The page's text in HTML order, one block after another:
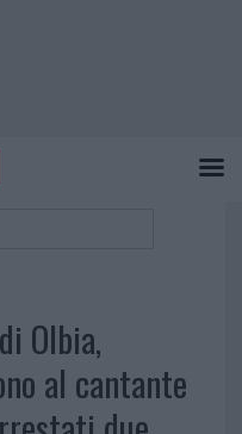
Olbia,
al cantante